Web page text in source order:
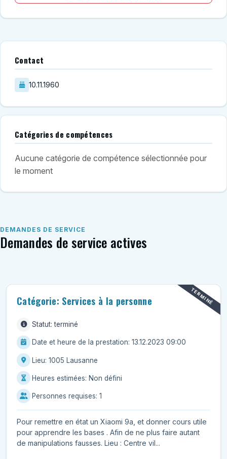
Contact
10.11.1960
Catégories de compétences
Aucune catégorie de compétence sélectionnée pour
le moment
DEMANDES DE SERVICE
Demandes de service actives
TERMINÉ
Catégorie: Services à la personne
Statut: terminé
Date et heure de la prestation: 13.12.2023 09:00
Lieu: 1005 Lausanne
Heures estimées: Non défini
Personnes requises: 1
Pour remettre en état un Xiaomi 9a, et donner cours utile
pour apprendre les bases . Afin de ne plus faire autant
de manipulations fausses. Lieu : Centre vil...